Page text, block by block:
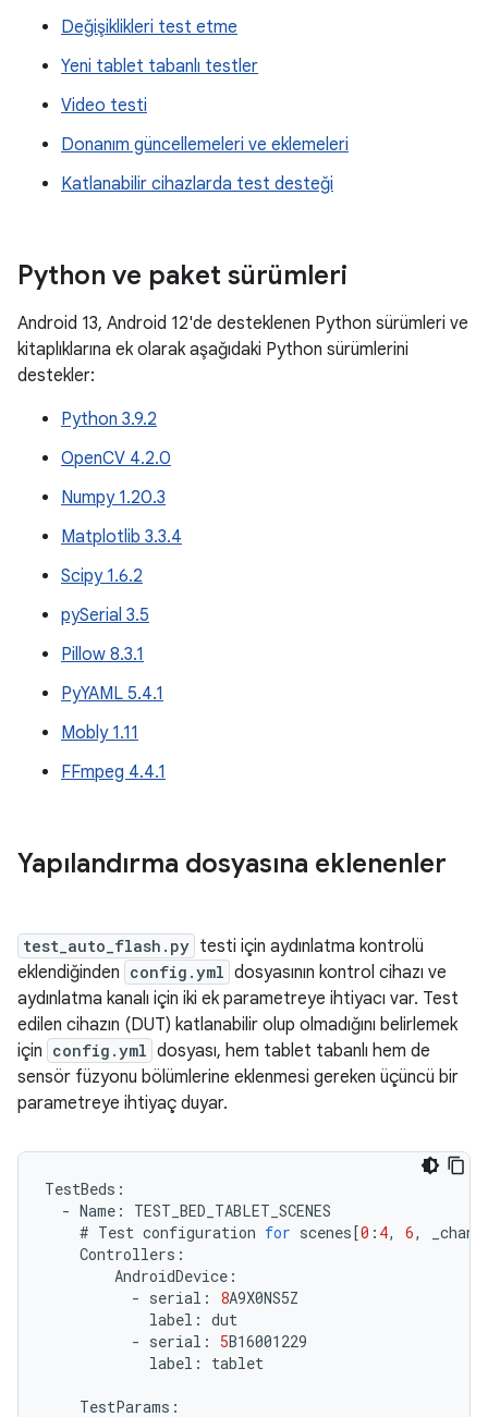
Değişiklikleri test etme
Yeni tablet tabanlı testler
Video testi
Donanım güncellemeleri ve eklemeleri
Katlanabilir cihazlarda test desteği
Python ve paket sürümleri
Android 13, Android 12'de desteklenen Python sürümleri ve
kitaplıklarına ek olarak aşağıdaki Python sürümlerini
destekler:
Python 3.9.2
OpenCV 4.2.0
Numpy 1.20.3
Matplotlib 3.3.4
Scipy 1.6.2
pySerial 3.5
Pillow 8.3.1
PyYAML 5.4.1
Mobly 1.11
FFmpeg 4.4.1
Yapılandırma dosyasına eklenenler
test_auto_flash.py testi için aydınlatma kontrolü
eklendiğinden config.yml dosyasının kontrol cihazı ve
aydınlatma kanalı için iki ek parametreye ihtiyacı var. Test
edilen cihazın (DUT) katlanabilir olup olmadığını belirlemek
için config.yml dosyası, hem tablet tabanlı hem de
sensör füzyonu bölümlerine eklenmesi gereken üçüncü bir
parametreye ihtiyaç duyar.
TestBeds :
- Name :
TEST_BED_TABLET_SCENES
# Test configuration for scenes[0 : 4, 6,
Controllers :
AndroidDevice :
- serial : 8A9X0NS5Z
label : dut
- serial : 5B16001229
label : tablet
TestParams :